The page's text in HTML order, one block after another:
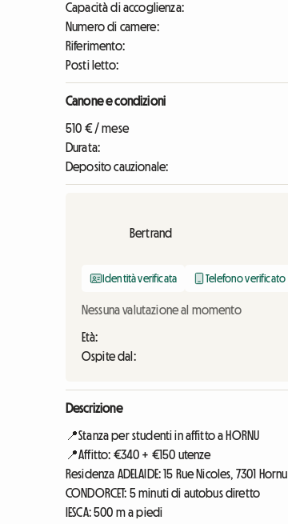
Capacità di accoglienza:
Numero di camere:
Riferimento:
Posti letto:
Canone e condizioni
510 € / mese
Durata:
Deposito cauzionale:
Bertrand
Identità verificata Telefono verificato
Nessuna valutazione al momento
Età:
Ospite dal:
Descrizione
📍Stanza per studenti in affitto a HORNU
📍Affitto: €340 + €150 utenze
Residenza ADELAIDE: 15 Rue Nicoles, 7301 Hornu
CONDORCET: 5 minuti di autobus diretto
IESCA: 500 m a piedi